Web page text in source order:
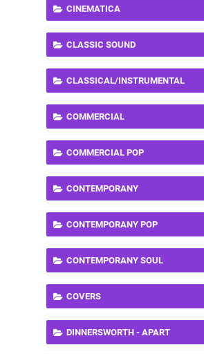
CINEMATICA
CLASSIC SOUND
CLASSICAL/INSTRUMENTAL
COMMERCIAL
COMMERCIAL POP
CONTEMPORANY
CONTEMPORANY POP
CONTEMPORANY SOUL
COVERS
DINNERSWORTH - APART